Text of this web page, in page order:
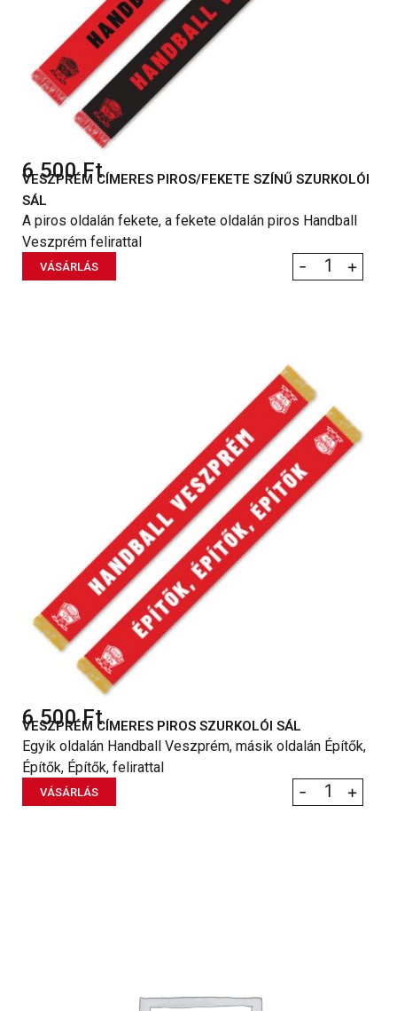
6 500Ft
VESZPRÉM CÍMERES PIROS/FEKETE SZÍNŰ SZURKOLÓI
SÁL
A piros oldalán fekete, a fekete oldalán piros Handball
Veszprém felirattal
- +
VÁSÁRLÁS
6 500Ft
VESZPRÉM CÍMERES PIROS SZURKOLÓI SÁL
Egyik oldalán Handball Veszprém, másik oldalán Építők,
Építők, Építők, felirattal
- +
VÁSÁRLÁS